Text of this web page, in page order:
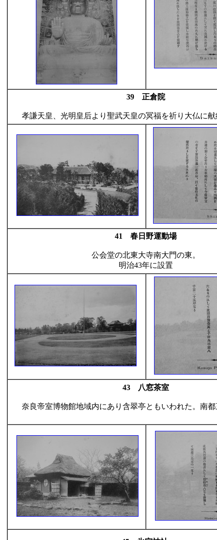
39 正倉院
孝謙天皇、光明皇后より聖武天皇の冥福を祈り大仏に
41 春日野運動場
公会堂の北東大寺南大門の東。
明治43年に設置
43 八窓茶室
奈良帝室博物館地域内にあり含翠亭ともいわれた。南